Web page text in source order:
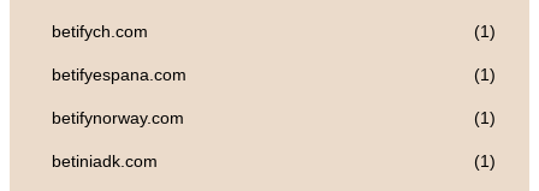
betifych.com (1)
betifyespana.com (1)
betifynorway.com (1)
betiniadk.com (1)